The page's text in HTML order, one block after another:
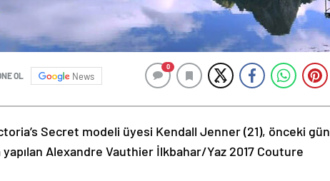
OL News
0
Secret modeli üyesi Kendall Jenner (21), önceki gün
yapılan Alexandre Vauthier İlkbahar/Yaz 2017 Couture